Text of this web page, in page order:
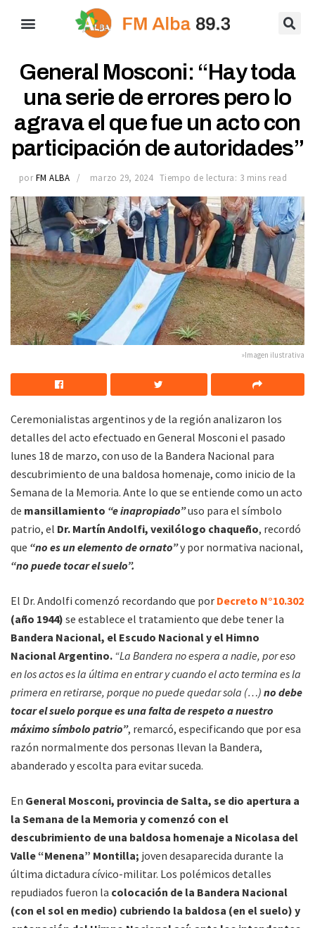
General Mosconi: “Hay toda
una serie de errores pero lo
agrava el que fue un acto con
participación de autoridades”
por FM ALBA marzo 29, 2024 Tiempo de lectura: 3 mins read
»Imagen ilustrativa
Ceremonialistas argentinos y de la región analizaron los
detalles del acto efectuado en General Mosconi el pasado
lunes 18 de marzo, con uso de la Bandera Nacional para
descubrimiento de una baldosa homenaje, como inicio de la
Semana de la Memoria. Ante lo que se entiende como un acto
de mansillamiento “e inapropiado”uso para el símbolo
patrio, el Dr. Martín Andolfi, vexilólogo chaqueño, recordó
que “no es un elemento de ornato”y por normativa nacional,
“no puede tocar el suelo”.
El Dr. Andolfi comenzó recordando que por Decreto N°10.302
(año 1944) se establece el tratamiento que debe tener la
Bandera Nacional, el Escudo Nacional y el Himno
Nacional Argentino. “La Bandera no espera a nadie, por eso
en los actos es la última en entrar y cuando el acto termina es la
primera en retirarse, porque no puede quedar sola (…) no debe
tocar el suelo porque es una falta de respeto a nuestro
máximo símbolo patrio”, remarcó, especificando que por esa
razón normalmente dos personas llevan la Bandera,
abanderado y escolta para evitar suceda.
En General Mosconi, provincia de Salta, se dio apertura a
la Semana de la Memoria y comenzó con el
descubrimiento de una baldosa homenaje a Nicolasa del
Valle “Menena” Montilla; joven desaparecida durante la
última dictadura cívico-militar. Los polémicos detalles
repudiados fueron la colocación de la Bandera Nacional
(con el sol en medio) cubriendo la baldosa (en el suelo) y